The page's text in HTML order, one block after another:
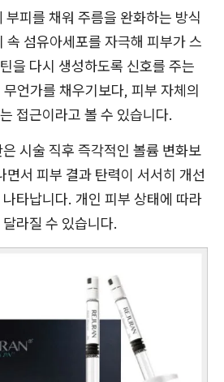
피를 채워 주름을 완화하는 방식
속 섬유아세포를 자극해 피부가 스
을 다시 생성하도록 신호를 주는
언가를 채우기보다, 피부 자체의
접근이라고 볼 수 있습니다.
시술 직후 즉각적인 볼륨 변화보
면서 피부 결과 탄력이 서서히 개선
타납니다. 개인 피부 상태에 따라
라질 수 있습니다.